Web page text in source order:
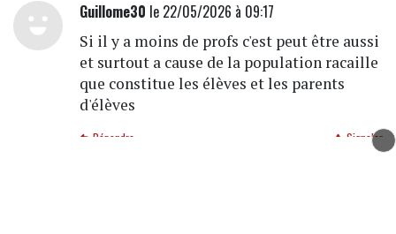
Guillome30 le 22/05/2026 à 09:17
Si il y a moins de profs c'est peut être aussi
et surtout a cause de la population racaille
que constitue les élèves et les parents
d'élèves
Signaler
Répondre